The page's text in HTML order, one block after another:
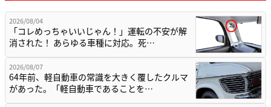
2026/08/04
「コレめっちゃいいじゃん！」運転の不安が解
消された！ あらゆる車種に対応。死…
2026/08/07
64年前、軽自動車の常識を大きく覆したクルマ
があった。「軽自動車であることを…